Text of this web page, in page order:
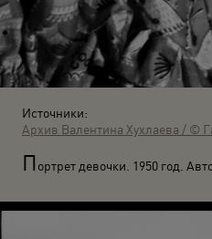
Источники:
Архив Валентина Хухлаева / ©
Портрет девочки. 1950 год.